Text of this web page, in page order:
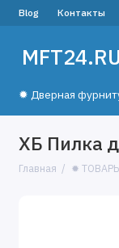
Blog Контакты
MFT24.RU
✹ Дверная
ХБ Пилка
Главная ✹